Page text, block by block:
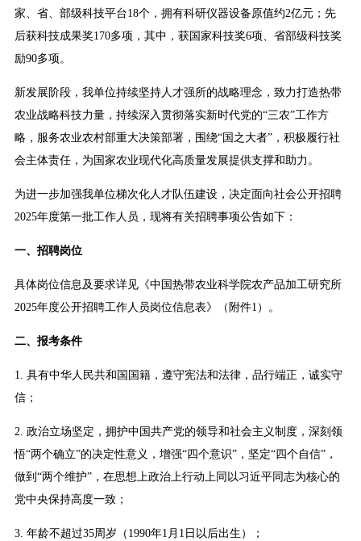
家、省、部级科技平台18个，拥有科研仪器设备原值约2亿元；先
后获科技成果奖170多项，其中，获国家科技奖6项、省部级科技奖
励90多项。
新发展阶段，我单位持续坚持人才强所的战略理念，致力打造热带
农业战略科技力量，持续深入贯彻落实新时代党的“三农”工作方
略，服务农业农村部重大决策部署，围绕“国之大者”，积极履行社
会主体责任，为国家农业现代化高质量发展提供支撑和助力。
为进一步加强我单位梯次化人才队伍建设，决定面向社会公开招聘
2025年度第一批工作人员，现将有关招聘事项公告如下：
一、招聘岗位
具体岗位信息及要求详见《中国热带农业科学院农产品加工研究所
2025年度公开招聘工作人员岗位信息表》（附件1）。
二、报考条件
1. 具有中华人民共和国国籍，遵守宪法和法律，品行端正，诚实守
信；
2. 政治立场坚定，拥护中国共产党的领导和社会主义制度，深刻领
悟“两个确立”的决定性意义，增强“四个意识”，坚定“四个自信”，
做到“两个维护”，在思想上政治上行动上同以习近平同志为核心的
党中央保持高度一致；
3. 年龄不超过35周岁（1990年1月1日以后出生）；